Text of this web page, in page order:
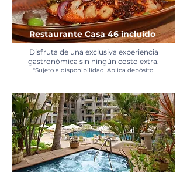
Restaurante Casa 46 incluido
Disfruta de una exclusiva experiencia
gastronómica sin ningún costo extra.
*Sujeto a disponibilidad. Aplica depósito.